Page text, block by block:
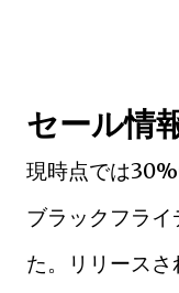
セール情
現時点では
ブラックフラ
た。リリース